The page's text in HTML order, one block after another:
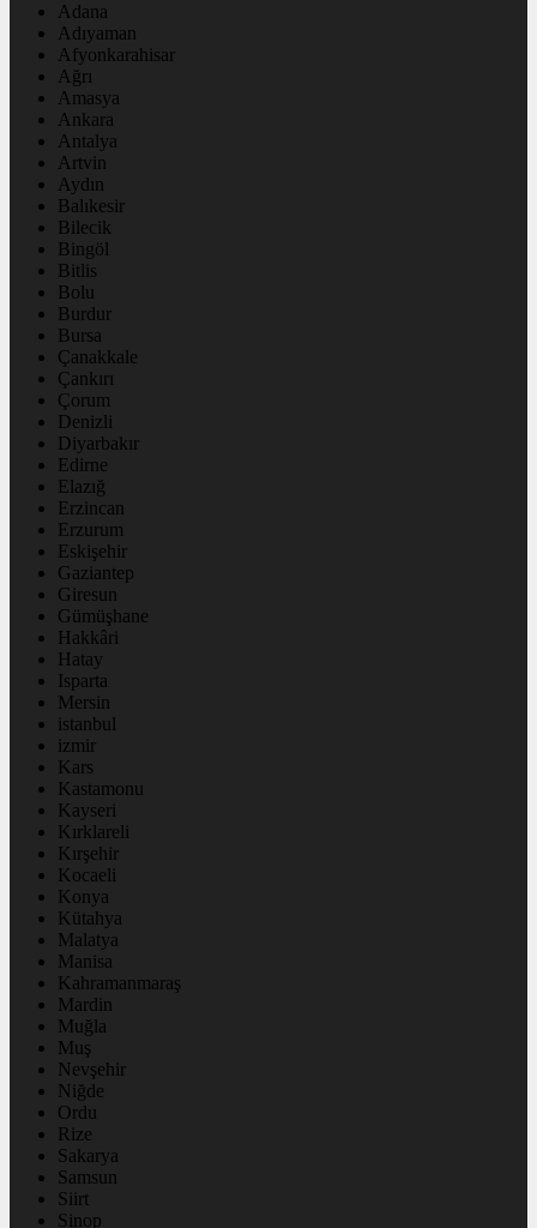
Adana
Adıyaman
Afyonkarahisar
Ağrı
Amasya
Ankara
Antalya
Artvin
Aydın
Balıkesir
Bilecik
Bingöl
Bitlis
Bolu
Burdur
Bursa
Çanakkale
Çankırı
Çorum
Denizli
Diyarbakır
Edirne
Elazığ
Erzincan
Erzurum
Eskişehir
Gaziantep
Giresun
Gümüşhane
Hakkâri
Hatay
Isparta
Mersin
istanbul
izmir
Kars
Kastamonu
Kayseri
Kırklareli
Kırşehir
Kocaeli
Konya
Kütahya
Malatya
Manisa
Kahramanmaraş
Mardin
Muğla
Muş
Nevşehir
Niğde
Ordu
Rize
Sakarya
Samsun
Siirt
Sinop